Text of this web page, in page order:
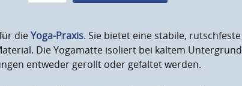
dieYoga-Praxis. Sie bietet eine stabile, rutschfeste
Die Yogamatte isoliert bei kaltem Untergrund
entweder gerollt oder gefaltet werden.